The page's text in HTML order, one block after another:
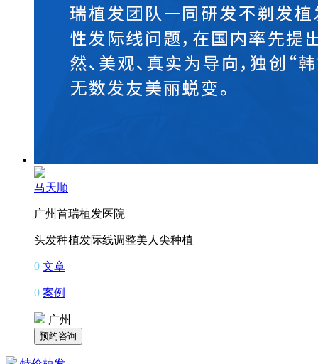
马天顺
广州首瑞植发医院
头发种植发际线调整美人尖种植
0 文章
0 案例
广州